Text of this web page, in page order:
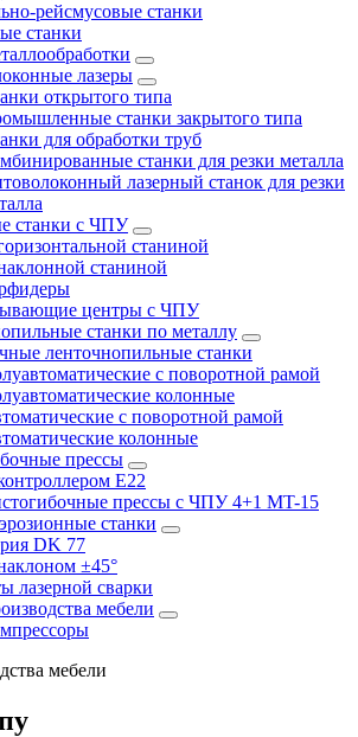
рейсмусовые станки
станки
лазеры
открытого типа
станки закрытого типа
для обработки труб
станки для резки металла
лазерный станок для резки
станки с ЧПУ
станиной
станиной
центры с ЧПУ
станки по металлу
ленточнопильные станки
с поворотной рамой
колонные
с поворотной рамой
колонные
прессы
E22
прессы с ЧПУ 4+1 MT-15
станки
DK 77
±45°
лазерной сварки
мебели
мебели